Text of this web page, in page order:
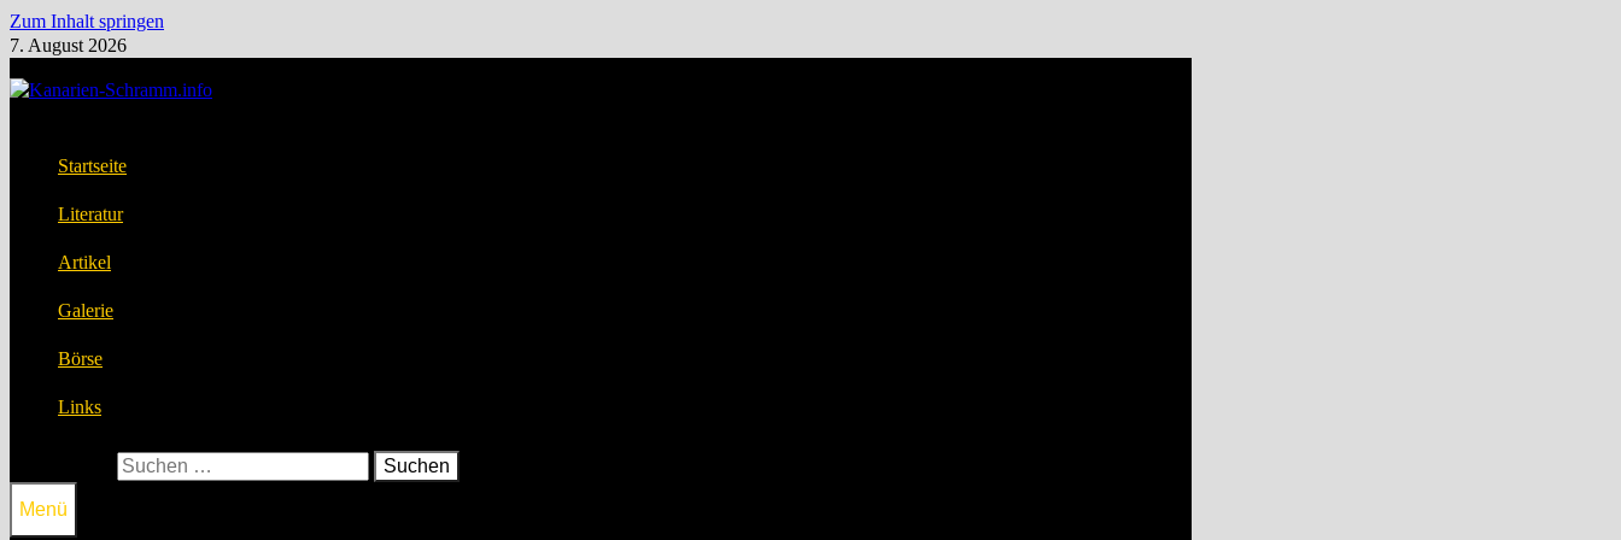
Zum Inhalt springen
7. August 2026
Startseite
Literatur
Artikel
Galerie
Börse
Links
Menü